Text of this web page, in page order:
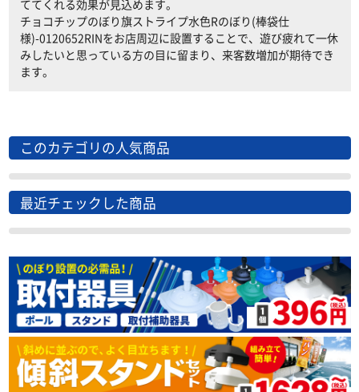
ててくれる効果が見込めます。
チョコチップのぼり旗ストライプ水色Rのぼり(棒袋仕
様)-0120652RINをお店周辺に設置することで、遊び疲れて一休
みしたいと思っている方の目に留まり、来客数増加が期待でき
ます。
このカテゴリの人気商品
最近チェックした商品